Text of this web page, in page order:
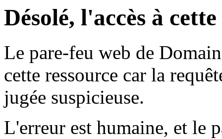
Désolé, l'accès à
Le pare-feu web de
cette ressource car la
jugée suspicieuse.
L'erreur est humaine, et le